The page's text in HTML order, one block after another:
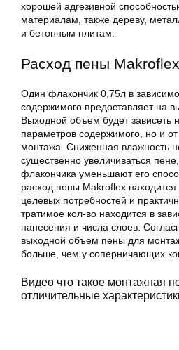
хорошей адгезивной
материалам, также дереву,
и бетонным плитам.
Расход пены Makroflex
Один флакончик 0,75л в
содержимого предоставляет на
Выходной объем будет зависеть
параметров содержимого, но и
монтажа. Сниженная влажность
существенно увеличиваться
флакончика уменьшают его
расход пены Makroflex находится
целевых потребностей и
тратимое кол-во находится в
нанесения и числа слоев.
выходной объем пены для
больше, чем у соперничающих
Видео что такое монтажная
отличительные